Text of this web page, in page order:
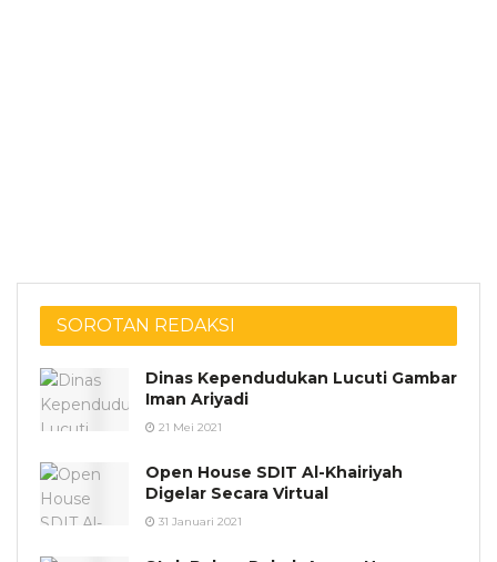
SOROTAN REDAKSI
Dinas Kependudukan Lucuti Gambar
Iman Ariyadi
21 Mei 2021
Open House SDIT Al-Khairiyah
Digelar Secara Virtual
31 Januari 2021